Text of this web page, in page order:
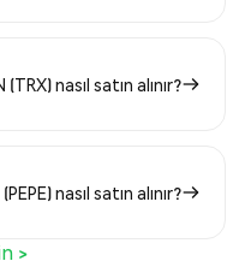
(TRX) nasıl satın alınır?
nasıl satın alınır?
>